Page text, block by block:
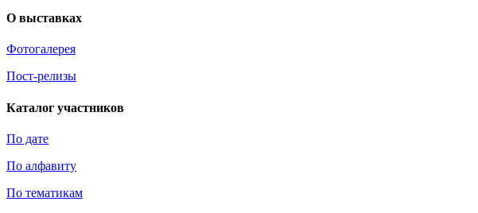
О выставках
Фотогалерея
Пост-релизы
Каталог участников
По дате
По алфавиту
По тематикам